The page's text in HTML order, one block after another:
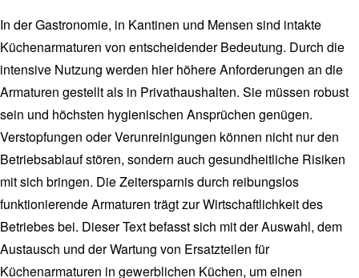
In der Gastronomie, in Kantinen und Mensen sind intakte
Küchenarmaturen von entscheidender Bedeutung. Durch die
intensive Nutzung werden hier höhere Anforderungen an die
Armaturen gestellt als in Privathaushalten. Sie müssen robust
sein und höchsten hygienischen Ansprüchen genügen.
Verstopfungen oder Verunreinigungen können nicht nur den
Betriebsablauf stören, sondern auch gesundheitliche Risiken
mit sich bringen. Die Zeitersparnis durch reibungslos
funktionierende Armaturen trägt zur Wirtschaftlichkeit des
Betriebes bei. Dieser Text befasst sich mit der Auswahl, dem
Austausch und der Wartung von Ersatzteilen für
Küchenarmaturen in gewerblichen Küchen, um einen